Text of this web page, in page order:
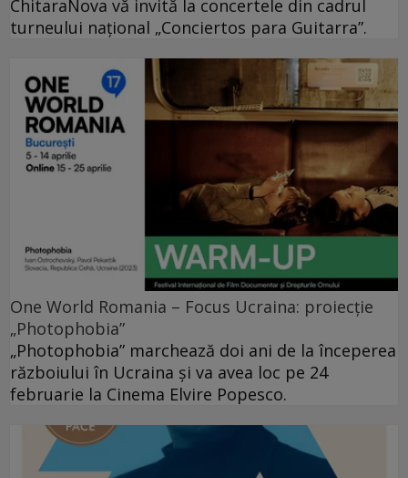
ChitaraNova vă invită la concertele din cadrul
turneului național „Conciertos para Guitarra”.
One World Romania – Focus Ucraina: proiecție
„Photophobia”
„Photophobia” marchează doi ani de la începerea
războiului în Ucraina și va avea loc pe 24
februarie la Cinema Elvire Popesco.